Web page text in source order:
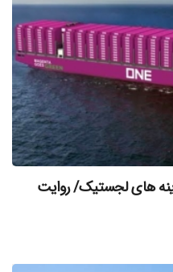
ها:
هزار میلیارد ریالی بخش خصوصی در بندرامیرآباد
افزایش جذب سرمایه گذار در
های لجستیک/ روایت